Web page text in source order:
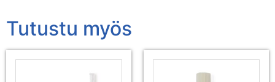
Tutustu myös